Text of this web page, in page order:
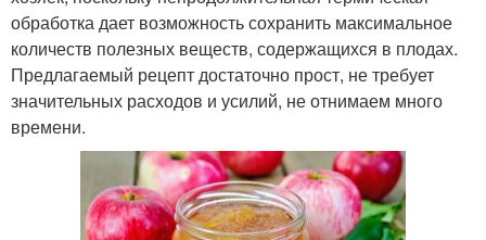
обработка дает возможность сохранить максимальное
количеств полезных веществ, содержащихся в плодах.
Предлагаемый рецепт достаточно прост, не требует
значительных расходов и усилий, не отнимаем много
времени.